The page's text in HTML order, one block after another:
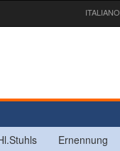
ITALIANO
Ernennung